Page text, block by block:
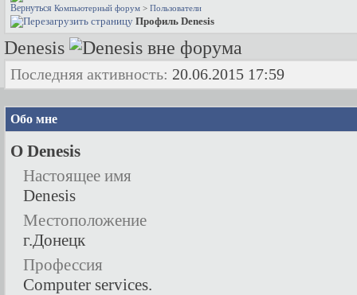
Компьютерный форум > Пользователи
Профиль Denesis
Denesis
Последняя активность: 20.06.2015 17:59
Обо мне
О Denesis
Настоящее имя
Denesis
Местоположение
г.Донецк
Профессия
Computer services.